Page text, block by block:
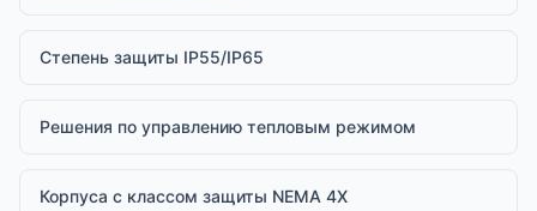
Степень защиты IP55/IP65
Решения по управлению тепловым режимом
Корпуса с классом защиты NEMA 4X